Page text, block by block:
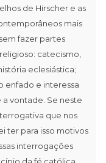
de Hirscher e as
mais
fazer partes
catecismo,
eclesiástica;
enfado e interessa
vontade. Se neste
que nos
ter para isso motivos
interrogações
da fé católica,